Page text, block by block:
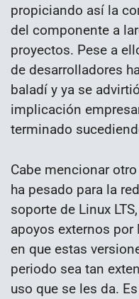
propiciando así la
del componente a
proyectos. Pese a
de desarrolladores
baladí y ya se
implicación
terminado
Cabe mencionar
ha pesado para la
soporte de Linux
apoyos externos
en que estas
periodo sea tan
uso que se les da.